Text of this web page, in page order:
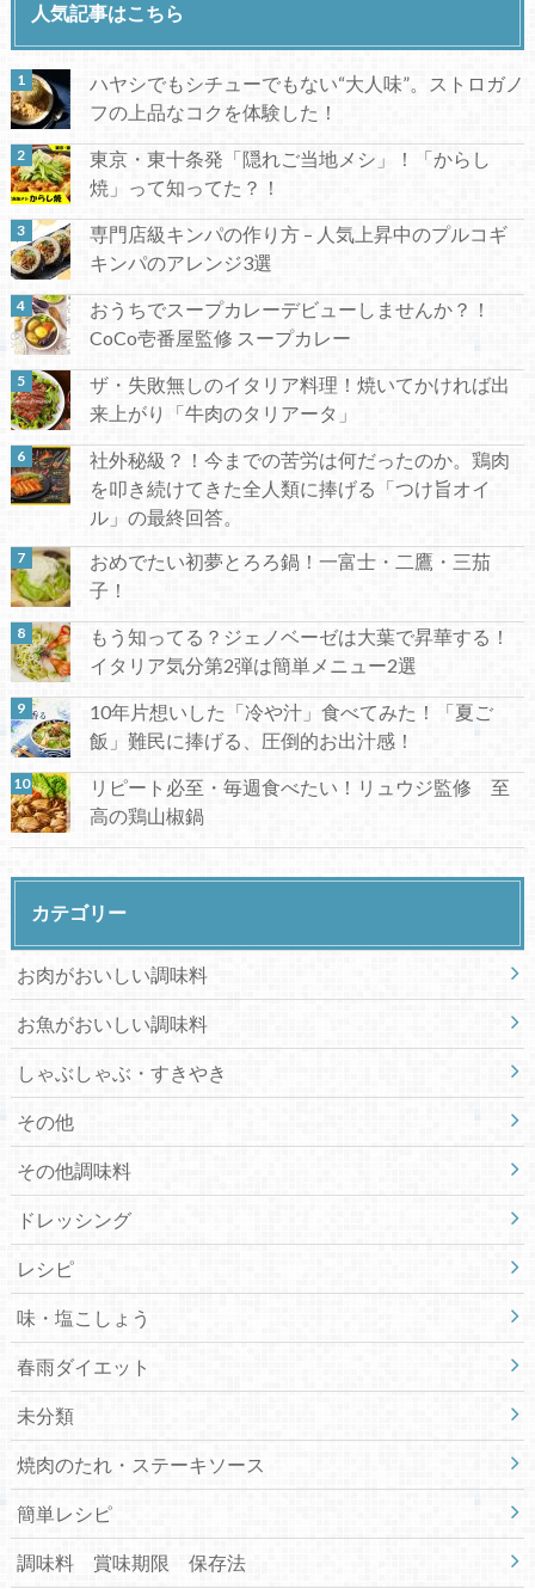
人気記事はこちら
ハヤシでもシチューでもない“大人味”。ストロガノ
フの上品なコクを体験した！
東京・東十条発「隠れご当地メシ」！「からし
焼」って知ってた？！
専門店級キンパの作り方 – 人気上昇中のプルコギ
キンパのアレンジ3選
おうちでスープカレーデビューしませんか？！
CoCo壱番屋監修 スープカレー
ザ・失敗無しのイタリア料理！焼いてかければ出
来上がり「牛肉のタリアータ」
社外秘級？！今までの苦労は何だったのか。鶏肉
を叩き続けてきた全人類に捧げる「つけ旨オイ
ル」の最終回答。
おめでたい初夢とろろ鍋！一富士・二鷹・三茄
子！
もう知ってる？ジェノベーゼは大葉で昇華する！
イタリア気分第2弾は簡単メニュー2選
10年片想いした「冷や汁」食べてみた！「夏ご
飯」難民に捧げる、圧倒的お出汁感！
リピート必至・毎週食べたい！リュウジ監修 至
高の鶏山椒鍋
カテゴリー
お肉がおいしい調味料
お魚がおいしい調味料
しゃぶしゃぶ・すきやき
その他
その他調味料
ドレッシング
レシピ
味・塩こしょう
春雨ダイエット
未分類
焼肉のたれ・ステーキソース
簡単レシピ
調味料 賞味期限 保存法